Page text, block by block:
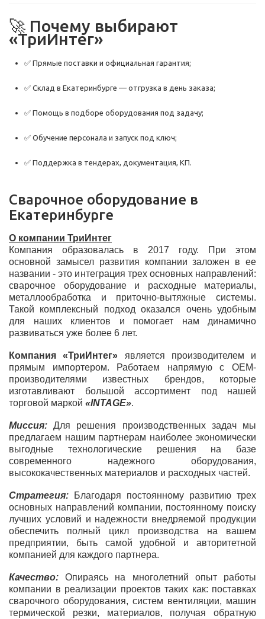
🚀 Почему выбирают
«ТриИнтег»
✅ Прямые поставки и официальная гарантия;
✅ Склад в Екатеринбурге — отгрузка в день заказа;
✅ Помощь в подборе оборудования под задачу;
✅ Обучение персонала и запуск под ключ;
✅ Поддержка в тендерах, документация, КП.
Сварочное оборудование в
Екатеринбурге
О компании ТриИнтег
Компания образовалась в 2017 году. При этом
основной замысел развития компании заложен в ее
названии - это интеграция трех основных направлений:
сварочное оборудование и расходные материалы,
металлообработка и приточно-вытяжные системы.
Такой комплексный подход оказался очень удобным
для наших клиентов и помогает нам динамично
развиваться уже более 6 лет.
Компания «ТриИнтег» является производителем и
прямым импортером. Работаем напрямую с ОЕМ-
производителями известных брендов, которые
изготавливают большой ассортимент под нашей
торговой маркой «INTAGE».
Миссия:Для решения производственных задач мы
предлагаем нашим партнерам наиболее экономически
выгодные технологические решения на базе
современного надежного оборудования,
высококачественных материалов и расходных частей.
Стратегия:
Благодаря постоянному развитию трех
основных направлений компании, постоянному поиску
лучших условий и надежности внедряемой продукции
обеспечить полный цикл производства на вашем
предприятии, быть самой удобной и авторитетной
компанией для каждого партнера.
Качество: Опираясь на многолетний опыт работы
компании в реализации проектов таких как: поставках
сварочного оборудования, систем вентиляции, машин
термической резки, материалов, получая обратную